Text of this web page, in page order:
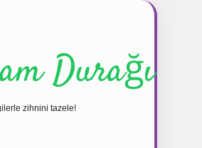
Durağı
zihnini tazele!